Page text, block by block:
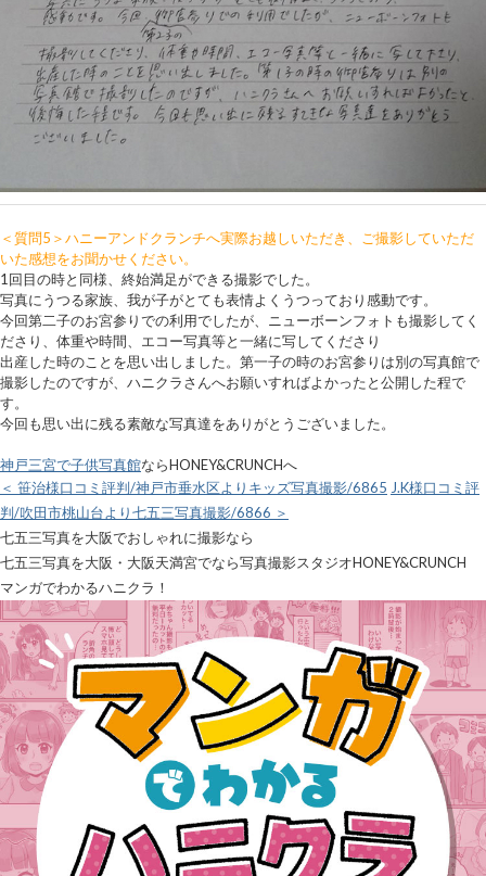
＜質問5＞ハニーアンドクランチへ実際お越しいただき、ご撮影していただ
いた感想をお聞かせください。
1回目の時と同様、終始満足ができる撮影でした。
写真にうつる家族、我が子がとても表情よくうつっており感動です。
今回第二子のお宮参りでの利用でしたが、ニューボーンフォトも撮影してく
ださり、体重や時間、エコー写真等と一緒に写してくださり
出産した時のことを思い出しました。第一子の時のお宮参りは別の写真館で
撮影したのですが、ハニクラさんへお願いすればよかったと公開した程で
す。
今回も思い出に残る素敵な写真達をありがとうございました。
神戸三宮で子供写真館ならHONEY&CRUNCHへ
＜ 笹治様口コミ評判/神戸市垂水区よりキッズ写真撮影/6865 J.K様口コミ評
判/吹田市桃山台より七五三写真撮影/6866 ＞
七五三写真を大阪でおしゃれに撮影なら
七五三写真を大阪・大阪天満宮でなら写真撮影スタジオHONEY&CRUNCH
マンガでわかるハニクラ！